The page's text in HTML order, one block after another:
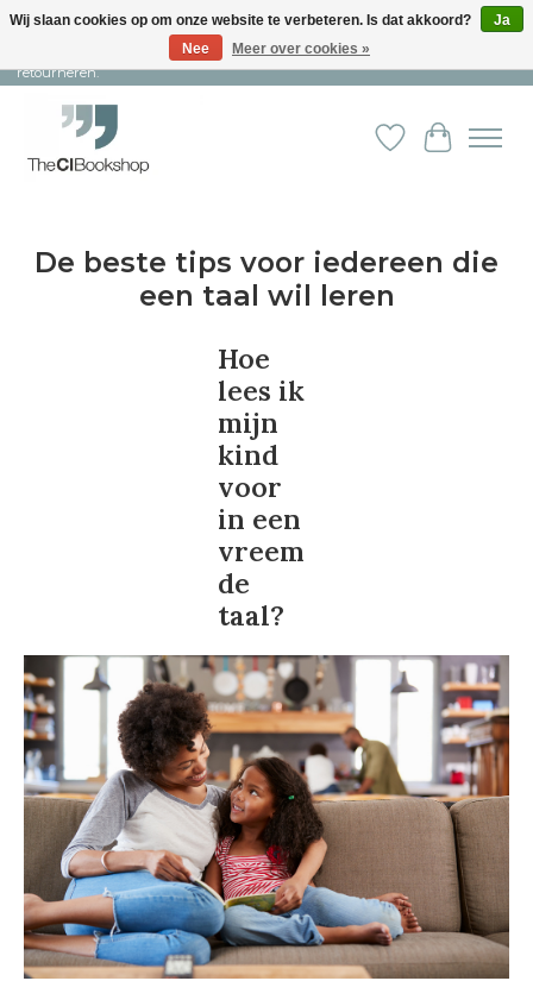
Snelle levering en persoonlijke service ︱ Niet goed? Geld terug! ︱ Gratis
retourneren.
Verlanglijst
De beste tips voor iedereen die
een taal wil leren
Hoe
lees ik
mijn
kind
voor
in een
vreem
de
taal?
Wij slaan cookies op om onze website te verbeteren. Is dat akkoord?
Ja
Nee
Meer over cookies »